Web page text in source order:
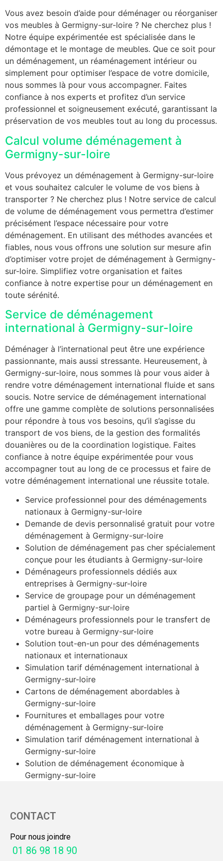
Vous avez besoin d’aide pour déménager ou réorganiser
vos meubles à Germigny-sur-loire ? Ne cherchez plus !
Notre équipe expérimentée est spécialisée dans le
démontage et le montage de meubles. Que ce soit pour
un déménagement, un réaménagement intérieur ou
simplement pour optimiser l’espace de votre domicile,
nous sommes là pour vous accompagner. Faites
confiance à nos experts et profitez d’un service
professionnel et soigneusement exécuté, garantissant la
préservation de vos meubles tout au long du processus.
Calcul volume déménagement à
Germigny-sur-loire
Vous prévoyez un déménagement à Germigny-sur-loire
et vous souhaitez calculer le volume de vos biens à
transporter ? Ne cherchez plus ! Notre service de calcul
de volume de déménagement vous permettra d’estimer
précisément l’espace nécessaire pour votre
déménagement. En utilisant des méthodes avancées et
fiables, nous vous offrons une solution sur mesure afin
d’optimiser votre projet de déménagement à Germigny-
sur-loire. Simplifiez votre organisation et faites
confiance à notre expertise pour un déménagement en
toute sérénité.
Service de déménagement
international à Germigny-sur-loire
Déménager à l’international peut être une expérience
passionnante, mais aussi stressante. Heureusement, à
Germigny-sur-loire, nous sommes là pour vous aider à
rendre votre déménagement international fluide et sans
soucis. Notre service de déménagement international
offre une gamme complète de solutions personnalisées
pour répondre à tous vos besoins, qu’il s’agisse du
transport de vos biens, de la gestion des formalités
douanières ou de la coordination logistique. Faites
confiance à notre équipe expérimentée pour vous
accompagner tout au long de ce processus et faire de
votre déménagement international une réussite totale.
Service professionnel pour des déménagements
nationaux à Germigny-sur-loire
Demande de devis personnalisé gratuit pour votre
déménagement à Germigny-sur-loire
Solution de déménagement pas cher spécialement
conçue pour les étudiants à Germigny-sur-loire
Déménageurs professionnels dédiés aux
entreprises à Germigny-sur-loire
Service de groupage pour un déménagement
partiel à Germigny-sur-loire
Déménageurs professionnels pour le transfert de
votre bureau à Germigny-sur-loire
Solution tout-en-un pour des déménagements
nationaux et internationaux
Simulation tarif déménagement international à
Germigny-sur-loire
Cartons de déménagement abordables à
Germigny-sur-loire
Fournitures et emballages pour votre
déménagement à Germigny-sur-loire
Simulation tarif déménagement international à
Germigny-sur-loire
Solution de déménagement économique à
Germigny-sur-loire
CONTACT
Pour nous joindre
01 86 98 18 90